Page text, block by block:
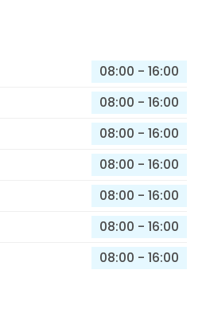
08:00 - 16:00
08:00 - 16:00
08:00 - 16:00
08:00 - 16:00
08:00 - 16:00
08:00 - 16:00
08:00 - 16:00